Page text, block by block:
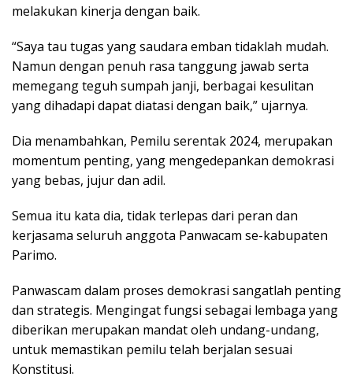
melakukan kinerja dengan baik.
“Saya tau tugas yang saudara emban tidaklah mudah.
Namun dengan penuh rasa tanggung jawab serta
memegang teguh sumpah janji, berbagai kesulitan
yang dihadapi dapat diatasi dengan baik,” ujarnya.
Dia menambahkan, Pemilu serentak 2024, merupakan
momentum penting, yang mengedepankan demokrasi
yang bebas, jujur dan adil.
Semua itu kata dia, tidak terlepas dari peran dan
kerjasama seluruh anggota Panwacam se-kabupaten
Parimo.
Panwascam dalam proses demokrasi sangatlah penting
dan strategis. Mengingat fungsi sebagai lembaga yang
diberikan merupakan mandat oleh undang-undang,
untuk memastikan pemilu telah berjalan sesuai
Konstitusi.